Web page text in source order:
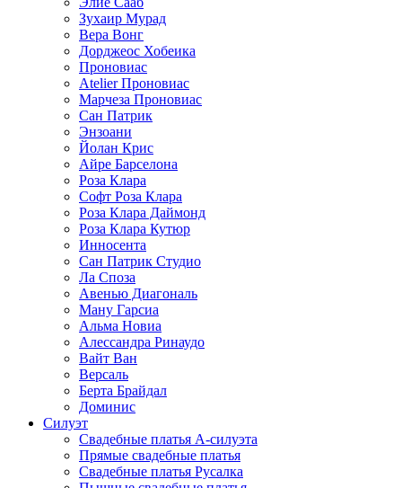
Зухаир Мурад
Вера Вонг
Дорджеос Хобеика
Проновиас
Atelier Проновиас
Марчеза Проновиас
Сан Патрик
Энзоани
Йолан Крис
Айре Барселона
Роза Клара
Софт Роза Клара
Роза Клара Даймонд
Роза Клара Кутюр
Инносента
Сан Патрик Студио
Ла Споза
Авенью Диагональ
Ману Гарсиа
Альма Новиа
Алессандра Ринаудо
Вайт Ван
Версаль
Берта Брайдал
Доминис
Силуэт
Свадебные платья А-силуэта
Прямые свадебные платья
Свадебные платья Русалка